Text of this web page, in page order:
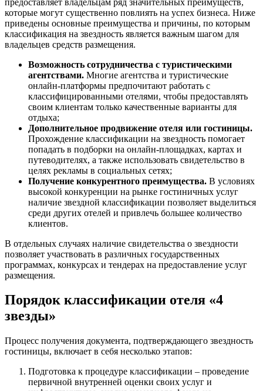
которые могут существенно повлиять на успех бизнеса. Ниже
приведены основные преимущества и причины, по которым
классификация на звездность является важным шагом для
владельцев средств размещения.
Возможность сотрудничества с туристическими
агентствами. Многие агентства и туристические
онлайн-платформы предпочитают работать с
классифицированными отелями, чтобы предоставлять
своим клиентам только качественные варианты для
отдыха;
Дополнительное продвижение отеля или гостиницы.
Прохождение классификации на звездность помогает
попадать в подборки на онлайн-площадках, картах и
путеводителях, а также использовать свидетельство в
целях рекламы в социальных сетях;
Получение конкурентного преимущества. В условиях
высокой конкуренции на рынке гостиничных услуг
наличие звездной классификации позволяет выделиться
среди других отелей и привлечь большее количество
клиентов.
В отдельных случаях наличие свидетельства о звездности
позволяет участвовать в различных государственных
программах, конкурсах и тендерах на предоставление услуг
размещения.
Порядок классификации отеля «4
звезды»
Процесс получения документа, подтверждающего звездность
гостиницы, включает в себя несколько этапов:
Подготовка к процедуре классификации – проведение
первичной внутренней оценки своих услуг и